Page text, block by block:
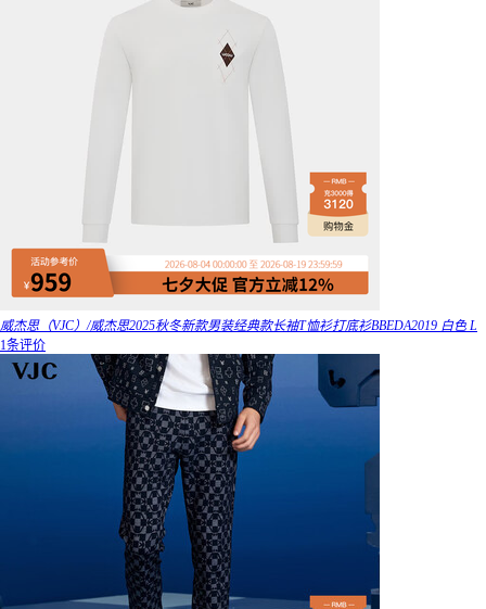
威杰思（VJC）/威杰思2025秋冬新款男装经典款长袖T恤衫打底衫BBEDA2019 白色 L
1条评价